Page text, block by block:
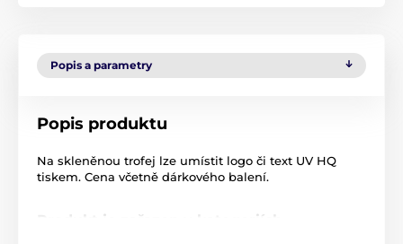
Popis a parametry
Popis produktu
Na skleněnou trofej lze umístit logo či text UV HQ
tiskem. Cena včetně dárkového balení.
Produkt je zařazen v kategoriích